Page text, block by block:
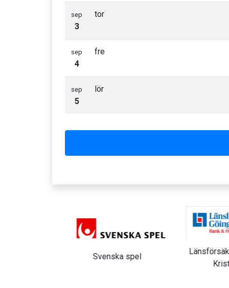
sep
3
tor
sep
4
fre
sep
5
lör
Svenska spel